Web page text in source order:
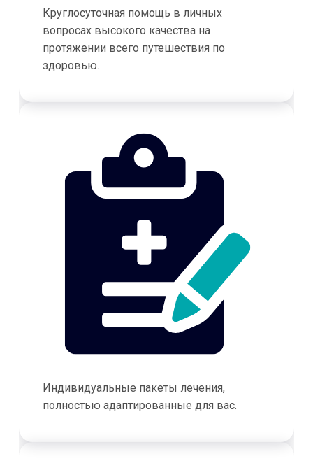
Круглосуточная помощь в личных
вопросах высокого качества на
протяжении всего путешествия по
здоровью.
Индивидуальные пакеты лечения,
полностью адаптированные для вас.